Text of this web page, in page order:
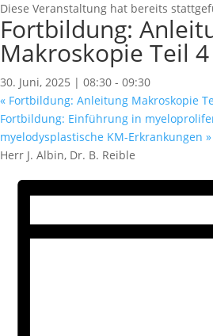
Diese Veranstaltung hat bereits
Fortbildung:
Makroskopie Teil 4
30. Juni, 2025 | 08:30 - 09:30
« Fortbildung: Anleitung Makroskopie
Fortbildung: Einführung in
myelodysplastische KM-Erkrankungen »
Herr J. Albin, Dr. B. Reible